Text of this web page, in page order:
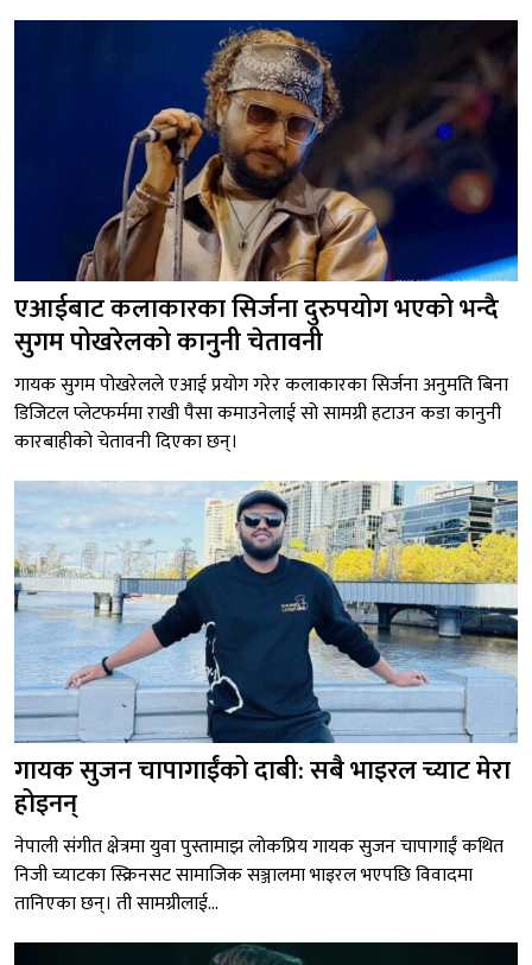
एआईबाट कलाकारका सिर्जना दुरुपयोग भएको भन्दै
सुगम पोखरेलको कानुनी चेतावनी
गायक सुगम पोखरेलले एआई प्रयोग गरेर कलाकारका सिर्जना अनुमति बिना
डिजिटल प्लेटफर्ममा राखी पैसा कमाउनेलाई सो सामग्री हटाउन कडा कानुनी
कारबाहीको चेतावनी दिएका छन्।
गायक सुजन चापागाईंको दाबी: सबै भाइरल च्याट मेरा
होइनन्
नेपाली संगीत क्षेत्रमा युवा पुस्तामाझ लोकप्रिय गायक सुजन चापागाईं कथित
निजी च्याटका स्क्रिनसट सामाजिक सञ्जालमा भाइरल भएपछि विवादमा
तानिएका छन्। ती सामग्रीलाई...